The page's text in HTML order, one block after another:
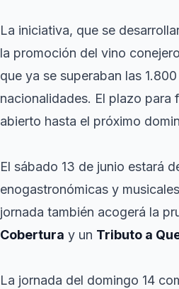
La iniciativa, que se
la promoción del vino
que ya se superaban las
nacionalidades. El plazo para
abierto hasta el próximo
El sábado 13 de junio estará
enogastronómicas y
jornada también acogerá la
Cobertura y un Tributo a
La jornada del domingo 14